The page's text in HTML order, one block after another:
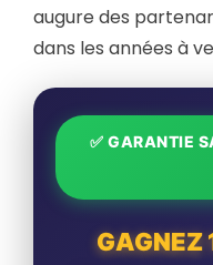
augure des
dans les années à
✅ GARANTIE
GAGNEZ